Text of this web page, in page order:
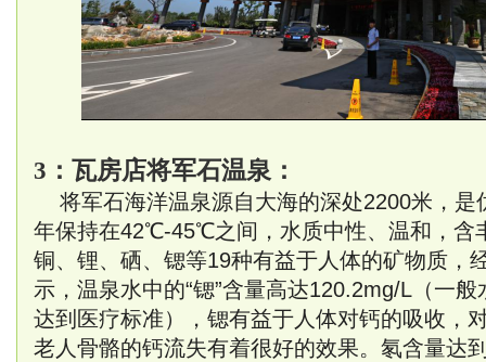
3： 瓦房店将军石温泉：
将军石海洋温泉源自大海的深处2200米，是
年保持在42℃-45℃之间，水质中性、温和，含
铜、锂、硒、锶等19种有益于人体的矿物质，
示，温泉水中的“锶”含量高达120.2mg/L（一
达到医疗标准），锶有益于人体对钙的吸收，
老人骨骼的钙流失有着很好的效果。氡含量达